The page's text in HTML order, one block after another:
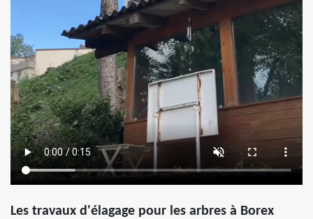
Les travaux d'élagage pour les arbres à Borex